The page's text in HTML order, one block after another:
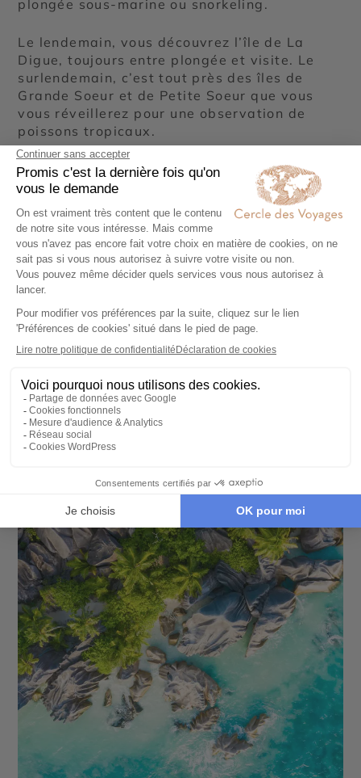
plongée sous-marine ou snorkeling.
Le lendemain, vous découvrez l’île de La
Digue, toujours entre plongée et visite. Le
surlendemain, c’est tout près des îles de
Grande Soeur et de Petite Soeur que vous
vous réveillerez pour une observation de
poissons tropicaux.
Ainsi de suite, au grès de la progression de
votre voilier entre les belles plages de sable
blanc des îles des Seychelles, vous vous
éloignez des îles principales pour découvrir
l’île Bobby, l’île Aride et l’île Curieuse et leurs
quelques 400 espèces de poissons. Sous
l’eau ou sur la terre, votre voyage aux
Seychelles prend des airs d’aventure. Vous
retournez vers l’île de Mahé pour une fin de
circuit au Port de Victoria.